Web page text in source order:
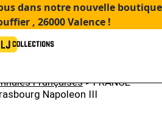
dans notre nouvelle boutique
, 26000 Valence !
Françaises> FRANCE –
Napoleon III